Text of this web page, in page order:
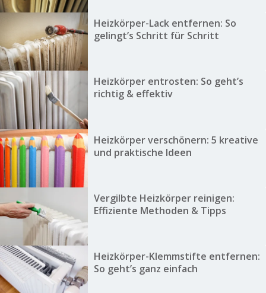
Heizkörper-Lack entfernen: So
gelingt’s Schritt für Schritt
Heizkörper entrosten: So geht’s
richtig & effektiv
Heizkörper verschönern: 5 kreative
und praktische Ideen
Vergilbte Heizkörper reinigen:
Effiziente Methoden & Tipps
Heizkörper-Klemmstifte entfernen:
So geht’s ganz einfach